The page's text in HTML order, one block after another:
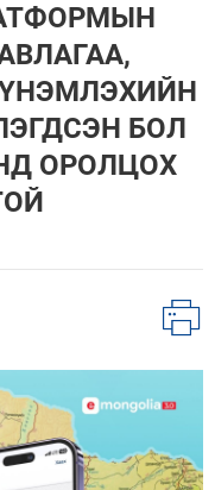
БОЛ
ОРОЛЦОХ